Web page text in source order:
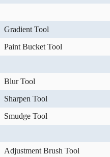
Gradient Tool
Paint Bucket Tool
Blur Tool
Sharpen Tool
Smudge Tool
Adjustment Brush Tool